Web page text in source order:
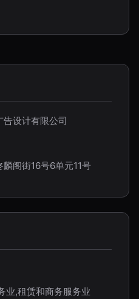
设计有限公司
阁街16号6单元11号
业,租赁和商务服务业